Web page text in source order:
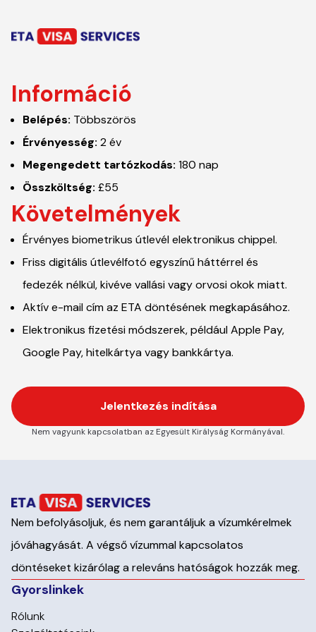
Információ
Belépés: Többszörös
Érvényesség: 2 év
Megengedett tartózkodás: 180 nap
Összköltség: £55
Követelmények
Érvényes biometrikus útlevél elektronikus chippel.
Friss digitális útlevélfotó egyszínű háttérrel és
fedezék nélkül, kivéve vallási vagy orvosi okok miatt.
Aktív e-mail cím az ETA döntésének megkapásához.
Elektronikus fizetési módszerek, például Apple Pay,
Google Pay, hitelkártya vagy bankkártya.
Jelentkezés indítása
Nem vagyunk kapcsolatban az Egyesült Királyság Kormányával.
Nem befolyásoljuk, és nem garantáljuk a vízumkérelmek
jóváhagyását. A végső vízummal kapcsolatos
döntéseket kizárólag a releváns hatóságok hozzák meg.
Gyorslinkek
Rólunk